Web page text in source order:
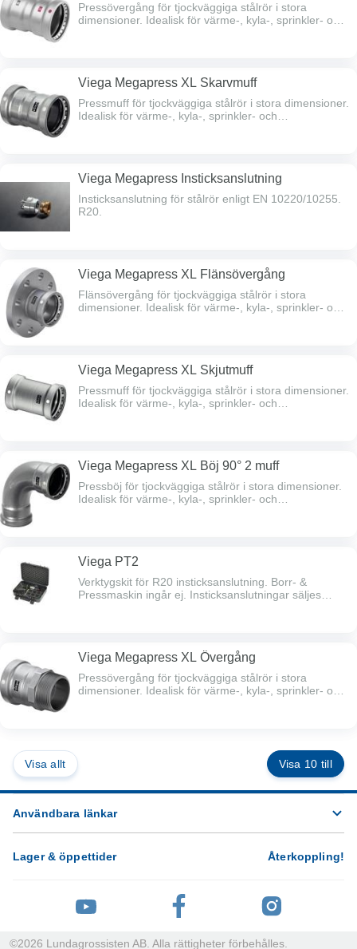
Pressövergång för tjockväggiga stålrör i stora
dimensioner. Idealisk för värme-, kyla-, sprinkler- och
system måste användas på respektive sida av
kopplingen.
Viega Megapress XL Skarvmuff
Pressmuff för tjockväggiga stålrör i stora dimensioner.
Idealisk för värme-, kyla-, sprinkler- och
Viega Megapress Insticksanslutning
Insticksanslutning för stålrör enligt EN 10220/10255.
R20.
Viega Megapress XL Flänsövergång
Flänsövergång för tjockväggiga stålrör i stora
dimensioner. Idealisk för värme-, kyla-, sprinkler- och
Viega Megapress XL Skjutmuff
Pressmuff för tjockväggiga stålrör i stora dimensioner.
Idealisk för värme-, kyla-, sprinkler- och
Viega Megapress XL Böj 90° 2 muff
Pressböj för tjockväggiga stålrör i stora dimensioner.
Idealisk för värme-, kyla-, sprinkler- och
Viega PT2
Verktygskit för R20 insticksanslutning. Borr- &
Pressmaskin ingår ej. Insticksanslutningar säljes
Viega Megapress XL Övergång
Pressövergång för tjockväggiga stålrör i stora
dimensioner. Idealisk för värme-, kyla-, sprinkler- och
Visa allt Visa 10 till
Användbara länkar
Lager & öppettider Återkoppling!
©2026 Lundagrossisten AB. Alla rättigheter förbehålles.